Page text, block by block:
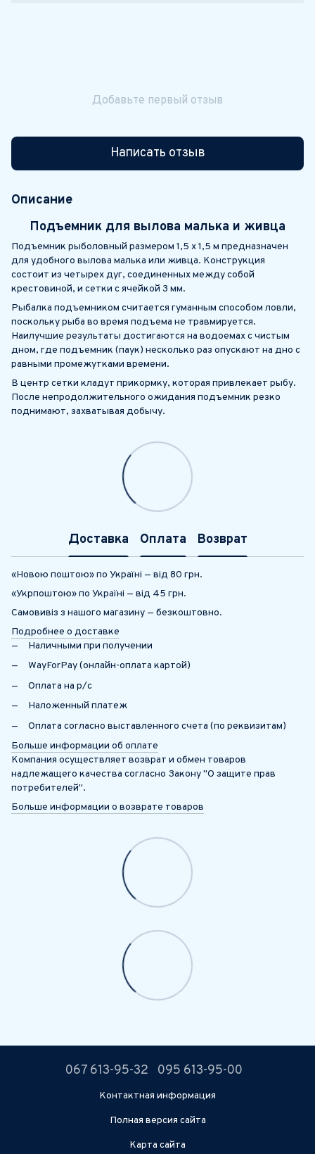
Добавьте первый отзыв
Написать отзыв
Описание
Подъемник для вылова малька и живца
Подъемник рыболовный размером 1,5 х 1,5 м предназначен
для удобного вылова малька или живца. Конструкция
состоит из четырех дуг, соединенных между собой
крестовиной, и сетки с ячейкой 3 мм.
Рыбалка подъемником считается гуманным способом ловли,
поскольку рыба во время подъема не травмируется.
Наилучшие результаты достигаются на водоемах с чистым
дном, где подъемник (паук) несколько раз опускают на дно с
равными промежутками времени.
В центр сетки кладут прикормку, которая привлекает рыбу.
После непродолжительного ожидания подъемник резко
поднимают, захватывая добычу.
Доставка Оплата Возврат
«Новою поштою» по Україні — від 80 грн.
«Укрпоштою» по Україні — від 45 грн.
Самовивіз з нашого магазину — безкоштовно.
Подробнее о доставке
Наличными при получении
WayForPay (онлайн-оплата картой)
Оплата на р/с
Наложенный платеж
Оплата согласно выставленного счета (по реквизитам)
Больше информации об оплате
Компания осуществляет возврат и обмен товаров
надлежащего качества согласно Закону "О защите прав
потребителей".
Больше информации о возврате товаров
067 613-95-32 095 613-95-00
Контактная информация
Полная версия сайта
Карта сайта